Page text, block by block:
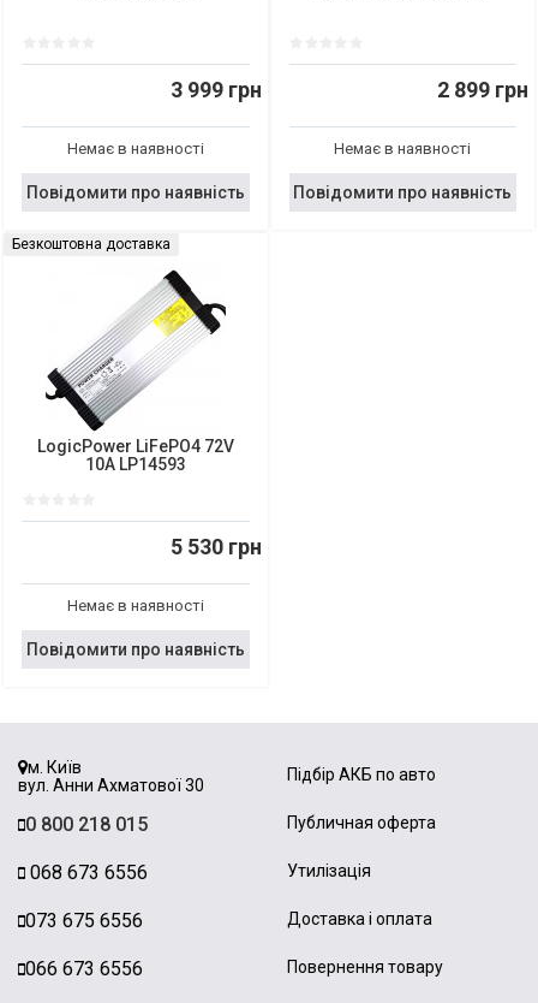
3 999 грн
Немає в наявності
Повідомити про наявність
2 899 грн
Немає в наявності
Повідомити про наявність
Безкоштовна доставка
LogicPower LiFePO4 72V
10A LP14593
5 530 грн
Немає в наявності
Повідомити про наявність
м. Київ
вул. Анни Ахматової 30
0 800 218 015
068 673 6556
073 675 6556
066 673 6556
Підбір АКБ по авто
Публичная оферта
Утилізація
Доставка і оплата
Повернення товару